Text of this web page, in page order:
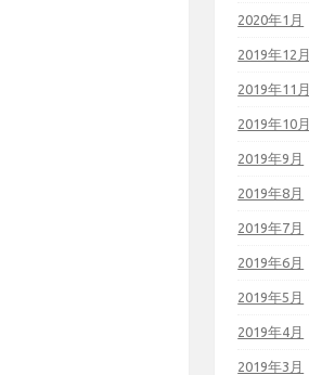
2020年1月
2019年12月
2019年11月
2019年10月
2019年9月
2019年8月
2019年7月
2019年6月
2019年5月
2019年4月
2019年3月